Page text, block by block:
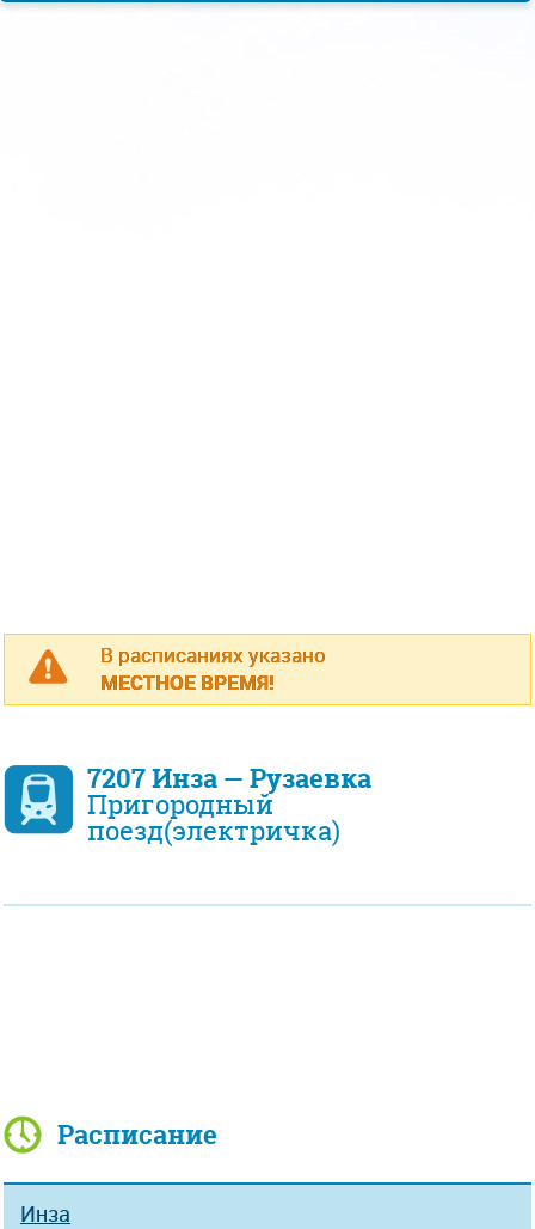
В расписаниях указано
МЕСТНОЕ ВРЕМЯ!
7207 Инза — Рузаевка
Пригородный
поезд(электричка)
Расписание
Инза